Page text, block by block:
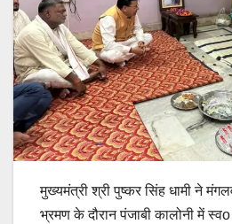
मुख्यमंत्री श्री पुष्कर सिंह धामी ने
भ्रमण के दौरान पंजाबी कालोनी में